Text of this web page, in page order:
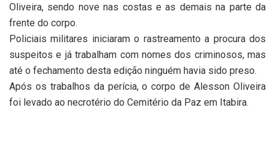
Oliveira, sendo nove nas costas e as demais na parte da
frente do corpo.
Policiais militares iniciaram o rastreamento a procura dos
suspeitos e já trabalham com nomes dos criminosos, mas
até o fechamento desta edição ninguém havia sido preso.
Após os trabalhos da perícia, o corpo de Alesson Oliveira
foi levado ao necrotério do Cemitério da Paz em Itabira.